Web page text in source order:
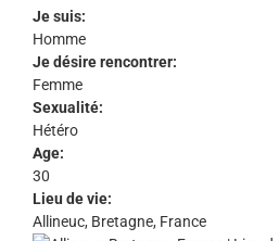
Je suis:
Homme
Je désire rencontrer:
Femme
Sexualité:
Hétéro
Age:
30
Lieu de vie:
Allineuc, Bretagne, France